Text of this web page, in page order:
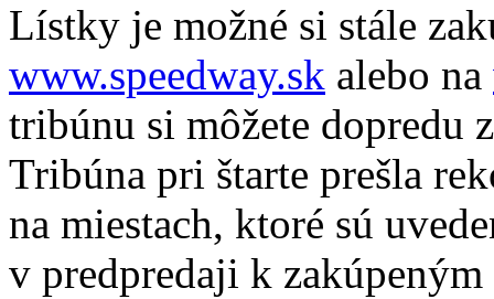
Lístky je možné si stále
www.speedway.sk alebo na
tribúnu si môžete dopredu
Tribúna pri štarte prešla
na miestach, ktoré sú
v predpredaji k